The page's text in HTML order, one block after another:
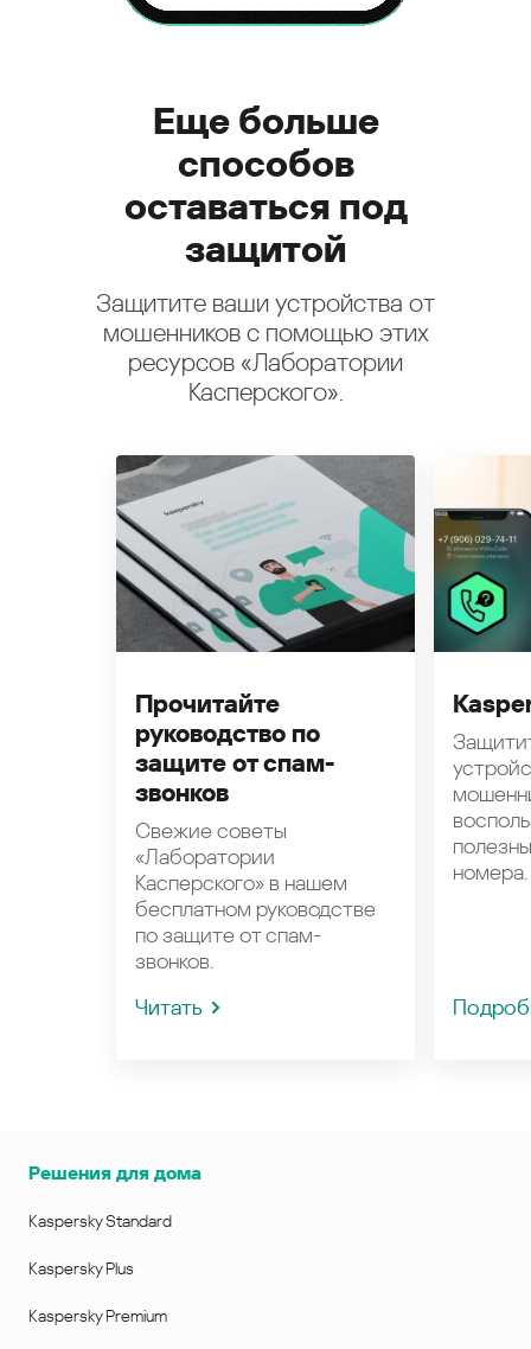
Еще больше
способов
оставаться под
защитой
Защитите ваши устройства от
мошенников с помощью этих
ресурсов «Лаборатории
Касперского».
Прочитайте
руководство по
защите от спам-
звонков
Свежие советы
«Лаборатории
Касперского» в нашем
бесплатном руководстве
по защите от спам-
звонков.
Читать
номера.
Решения для дома
Kaspersky Standard
Kaspersky Plus
Kaspersky Premium